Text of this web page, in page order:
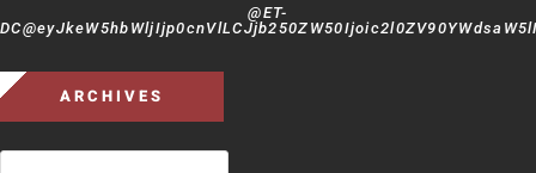
@ET-
ARCHIVES